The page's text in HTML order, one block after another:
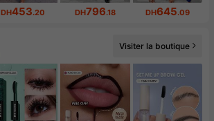
DH453.20 DH796.18 DH645.09
Visiter la boutique